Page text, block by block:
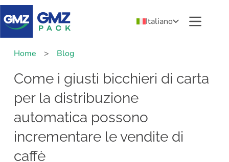
Italiano
Home > Blog
Come i giusti bicchieri di carta
per la distribuzione
automatica possono
incrementare le vendite di
caffè